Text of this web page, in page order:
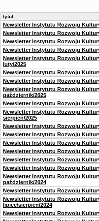
tytuł
Newsletter Instytutu Rozwoju
Newsletter Instytutu Rozwoju
Newsletter Instytutu Rozwoju
Newsletter Instytutu Rozwoju
Newsletter Instytutu Rozwoju
luty/2025
Newsletter Instytutu Rozwoju
Newsletter Instytutu Rozwoju
Newsletter Instytutu Rozwoju
październik/2025
Newsletter Instytutu Rozwoju
Newsletter Instytutu Rozwoju
sierpień/2025
Newsletter Instytutu Rozwoju
Newsletter Instytutu Rozwoju
Newsletter Instytutu Rozwoju
Newsletter Instytutu Rozwoju
Newsletter Instytutu Rozwoju
Newsletter Instytutu Rozwoju
Newsletter Instytutu Rozwoju
październik/2024
Newsletter Instytutu Rozwoju
Newsletter Instytutu Rozwoju
lipiec/sierpien/2024
Newsletter Instytutu Rozwoju